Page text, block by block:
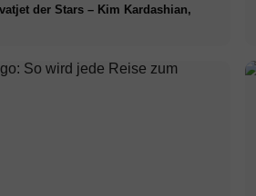
der Stars – Kim Kardashian,